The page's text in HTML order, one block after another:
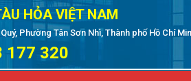
HỎA VIỆT NAM
Phường Tân Sơn Nhì, Thành phố Hồ Chí
177 320